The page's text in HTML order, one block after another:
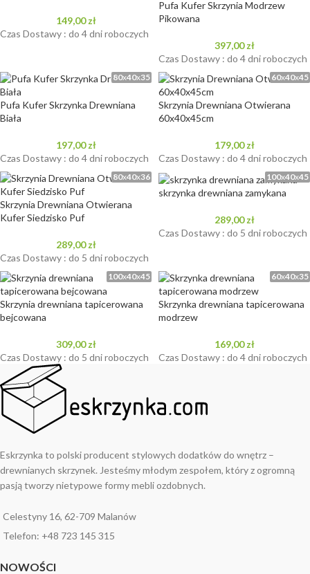
149,00zł
Czas Dostawy : do 4 dni roboczych
Pufa Kufer Skrzynia Modrzew
Pikowana
397,00zł
Czas Dostawy : do 4 dni roboczych
80x40x35
Pufa Kufer Skrzynka Drewniana
Biała
197,00zł
Czas Dostawy : do 4 dni roboczych
60x40x45
Skrzynia Drewniana Otwierana
60x40x45cm
179,00zł
Czas Dostawy : do 4 dni roboczych
80x40x36
Skrzynia Drewniana Otwierana
Kufer Siedzisko Puf
289,00zł
Czas Dostawy : do 5 dni roboczych
100x40x45
skrzynka drewniana zamykana
289,00zł
Czas Dostawy : do 5 dni roboczych
100x40x45
Skrzynia drewniana tapicerowana
bejcowana
309,00zł
Czas Dostawy : do 5 dni roboczych
60x40x35
Skrzynka drewniana tapicerowana
modrzew
169,00zł
Czas Dostawy : do 4 dni roboczych
Eskrzynka to polski producent stylowych dodatków do wnętrz –
drewnianych skrzynek. Jesteśmy młodym zespołem, który z ogromną
pasją tworzy nietypowe formy mebli ozdobnych.
Celestyny 16, 62-709 Malanów
Telefon: +48 723 145 315
NOWOŚCI